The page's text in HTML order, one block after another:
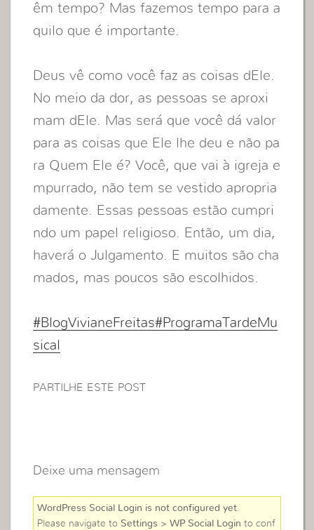
êm tempo? Mas fazemos tempo para a
quilo que é importante.
Deus vê como você faz as coisas dEle.
No meio da dor, as pessoas se aproxi
mam dEle. Mas será que você dá valor
para as coisas que Ele lhe deu e não pa
ra Quem Ele é? Você, que vai à igreja e
mpurrado, não tem se vestido apropria
damente. Essas pessoas estão cumpri
ndo um papel religioso. Então, um dia,
haverá o Julgamento. E muitos são cha
mados, mas poucos são escolhidos.
#BlogVivianeFreitas#ProgramaTardeMu
sical
PARTILHE ESTE POST
Deixe uma mensagem
WordPress Social Login is not configured yet.
Please navigate to Settings > WP Social Login to conf